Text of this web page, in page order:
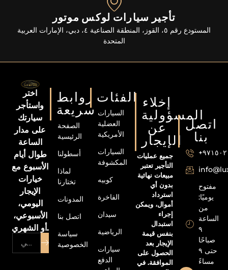
تأجير سيارات لوكس موتور
المستودع رقم ٥، القوز، المنطقة الصناعية ٤، دبي، الإمارات العربية
المتحدة
اختر
واستأجر
سيارتك
على مدار
الساعة
طوال أيام
الأسبوع مع
خيارات
الإيجار
اليومي،
الأسبوعي،
أو الشهري.
روابط
سريعة
الصفحة
الرئيسية
أسطولنا
لماذا
تختارنا
المدونات
اتصل بنا
سياسة
الخصوصية
الفئات
السيارات
العضلية
الأمريكية
السيارات
المكشوفة
كوبيه
الفاخرة
سيدان
الرياضية
سيارات
الدفع
إخلاء
المسؤولية
عن
الإيجار
جميع عمليات
التأجير تعتبر
مبيعات نهائية
بدون أي
استرداد
أموال، ويمكن
إجراء
استبدال
بنفس قيمة
الإيجار بعد
الحصول على
الموافقة. في
اتصل
بنا
مفتوح
يوميًا:
من
الساعة
٩
صباحًا
حتى ٩
مساءً